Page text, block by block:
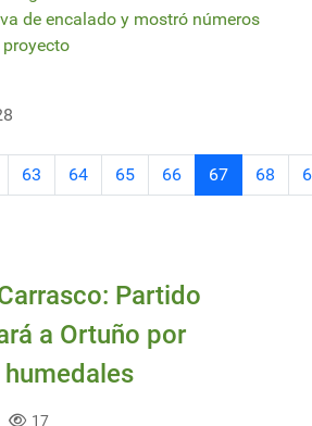
de encalado y mostró números
63 64 65 66 67 68
Partido
a Ortuño por
17